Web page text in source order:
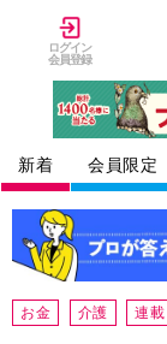
ログイン
会員登録
新着 会員限定
お金 介護 連載